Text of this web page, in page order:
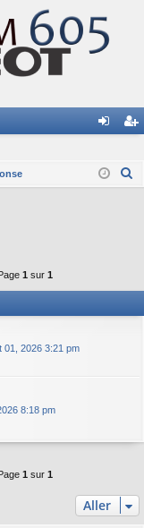
ne cri
c
1 sur 1
01, 2026 3:21 pm
8:18 pm
1 sur 1
Aller